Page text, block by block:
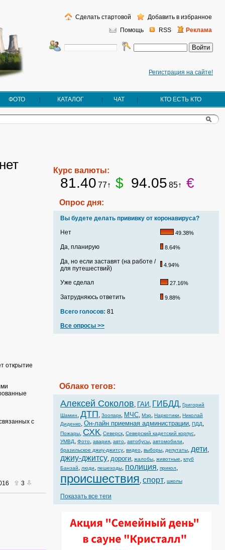
Регистрация на сайте!
Помощь RSS Реклама
Сделать стартовой Добавить в избранное
ФОТО КАТАЛОГ ЧАТ КТО ЕСТЬ КТО
открытие
с
3
Курс валюты:
81.40 77↑ $ 94.05 85↑ €
Опрос дня:
Вы будете делать прививку от коронавируса?
Нет
49.38%
Да, планирую 8.64%
Да, но если заставят (на работе /
для путешествий)
4.94%
Уже сделал 27.16%
Затрудняюсь ответить 9.88%
Всего голосов: 81
Все опросы >>
Облако тегов:
Алексей Соколов, ГАИ, ГИБДД, Григорий
Шамин, ДТП, Зоопарк, МЧС, Мэр, Наркотики, Николай
Диденко, Он-лайн приемная администрации, ПДД,
Пожары, СХК, Северск, Северский кадетский корпус,
УМВД, Фото, авария, авто, автобусы, автомобили,
бразильское джиу-джитсу, видео, выборы, депутаты, дети,
джиу-джитсу, дороги, жалобы, животные, клуб
Банзай, люди, пешеходы, полиция, прикол,
происшествия, спорт, школы
Показать все теги